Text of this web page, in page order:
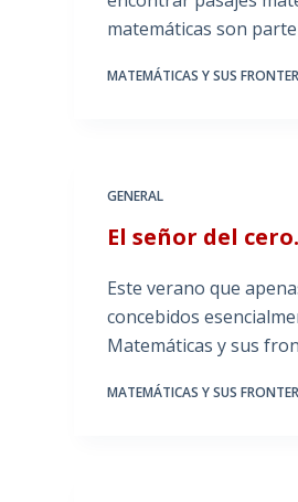
matemáticas son
MATEMÁTICAS Y SUS
GENERAL
El señor del
Este verano que
concebidos
Matemáticas y sus
MATEMÁTICAS Y SUS